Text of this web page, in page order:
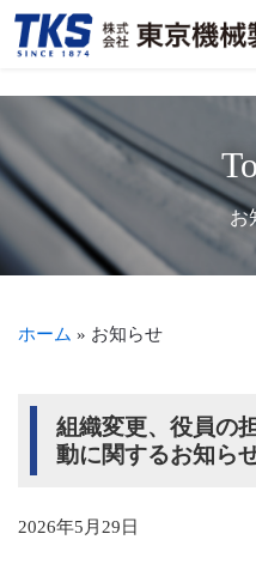
お
ホーム » お知らせ
組織変更、役員の
動に関するお知ら
2026年5月29日